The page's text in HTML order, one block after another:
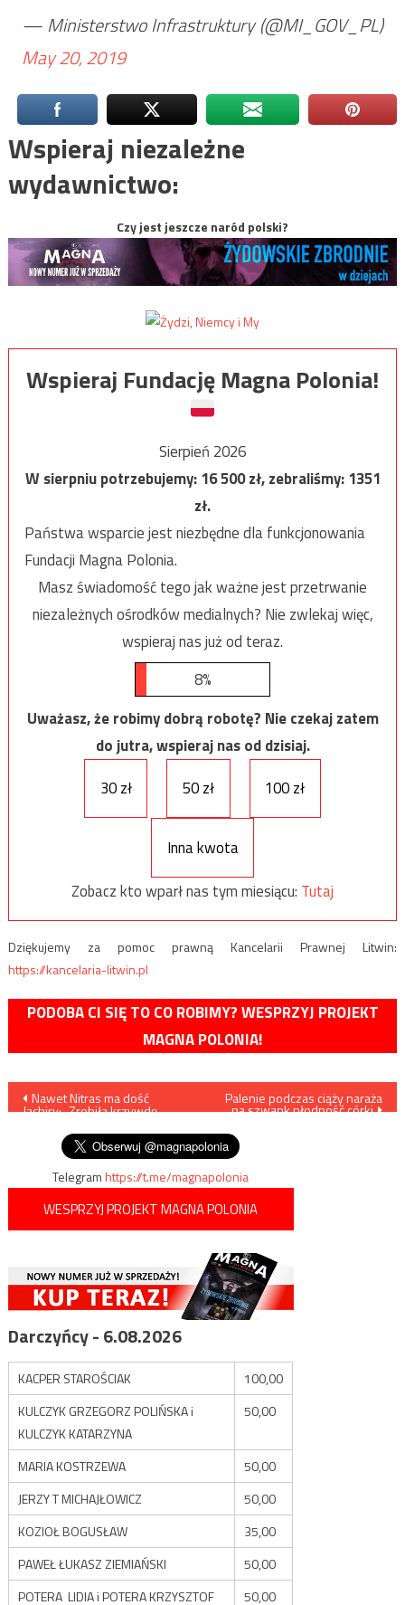
— Ministerstwo Infrastruktury (@MI_GOV_PL)
May 20, 2019
Wspieraj niezależne
wydawnictwo:
Czy jest jeszcze naród polski?
Wspieraj Fundację Magna Polonia!
Sierpień 2026
W sierpniu potrzebujemy:16 500zł, zebraliśmy:1351
zł.
Państwa wsparcie jest niezbędne dla funkcjonowania
Fundacji Magna Polonia.
Masz świadomość tego jak ważne jest przetrwanie
niezależnych ośrodków medialnych? Nie zwlekaj więc,
wspieraj nas już od teraz.
8%
Uważasz, że robimy dobrą robotę? Nie czekaj zatem
do jutra, wspieraj nas od dzisiaj.
30 zł
50 zł 100 zł
Inna kwota
Zobacz kto wparł nas tym miesiącu: Tutaj
Dziękujemy za pomoc prawną Kancelarii Prawnej Litwin:
https://kancelaria-litwin.pl
PODOBA CI SIĘ TO CO ROBIMY? WESPRZYJ PROJEKT
MAGNA POLONIA!
Nawigacja
wpisu
Nawet Nitras ma dość
Jachiry: „Zrobiła krzywdę
Palenie podczas ciąży naraża
na szwank płodność córki
Telegramhttps://t.me/magnapolonia
WESPRZYJ PROJEKT MAGNA POLONIA
Darczyńcy - 6.08.2026
KACPER STAROŚCIAK
100,00
KULCZYK GRZEGORZ POLIŃSKA i
KULCZYK KATARZYNA
50,00
MARIA KOSTRZEWA
50,00
JERZY T MICHAJŁOWICZ
50,00
KOZIOŁ BOGUSŁAW
35,00
PAWEŁ ŁUKASZ ZIEMIAŃSKI
50,00
POTERA LIDIA i POTERA KRZYSZTOF
50,00